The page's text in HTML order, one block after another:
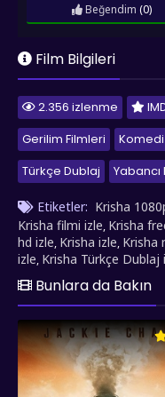
Beğendim (0)
Film Bilgileri
2.356 izlenme
Gerilim Filmleri
Türkçe Dublaj
Yabancı
Etiketler: Krisha
Krisha filmi izle, Krisha
hd izle, Krisha izle, Krisha
izle, Krisha Türkçe Dublaj
Bunlara da Bakın